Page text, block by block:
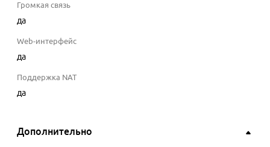
Громкая связь
да
Web-интерфейс
да
Поддержка NAT
да
Дополнительно